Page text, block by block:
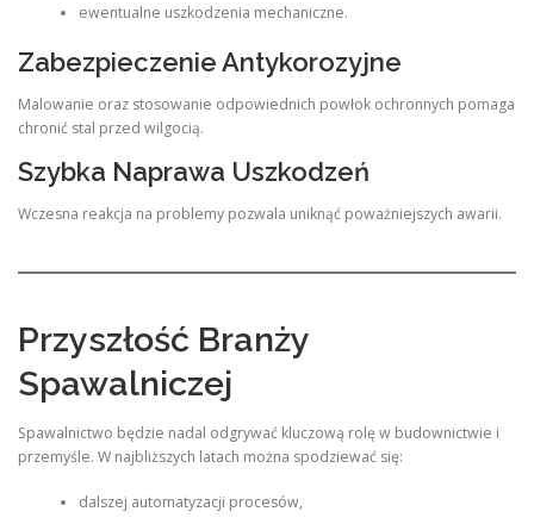
ewentualne uszkodzenia mechaniczne.
Zabezpieczenie Antykorozyjne
Malowanie oraz stosowanie odpowiednich powłok ochronnych pomaga
chronić stal przed wilgocią.
Szybka Naprawa Uszkodzeń
Wczesna reakcja na problemy pozwala uniknąć poważniejszych awarii.
Przyszłość Branży
Spawalniczej
Spawalnictwo będzie nadal odgrywać kluczową rolę w budownictwie i
przemyśle. W najbliższych latach można spodziewać się:
dalszej automatyzacji procesów,